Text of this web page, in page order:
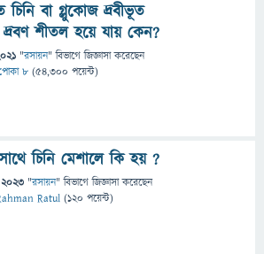
চিনি বা গ্লুকোজ দ্রবীভূত
শীতল হয়ে যায় কেন?
"রসায়ন" বিভাগে জিজ্ঞাসাকরেছেন
পোকা ৮ (54,300 পয়েন্ট)
চিনি মেশালে কি হয় ?
"রসায়ন" বিভাগে জিজ্ঞাসাকরেছেন
Ratul (120 পয়েন্ট)